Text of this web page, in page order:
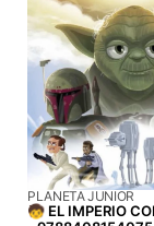
-
PROVEEDOR:
PLANETA JUNIOR
🧒 EL IMPERIO